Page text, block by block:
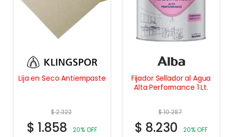
Lija en Seco Antiempaste
$2.322
$ 1.858 20% OFF
Fijador Sellador al Agua
Alta Performance 1 Lt.
$10.287
$ 8.230 20% OFF